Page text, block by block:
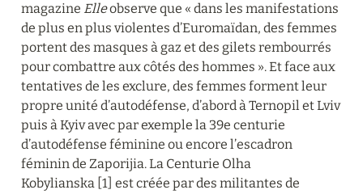
magazine Elle observe que « dans les manifestations
de plus en plus violentes d’Euromaïdan, des femmes
portent des masques à gaz et des gilets rembourrés
pour combattre aux côtés des hommes ». Et face aux
tentatives de les exclure, des femmes forment leur
propre unité d’autodéfense, d’abord à Ternopil et Lviv
puis à Kyiv avec par exemple la 39e centurie
d’autodéfense féminine ou encore l’escadron
féminin de Zaporijia. La Centurie Olha
Kobylianska [1] est créée par des militantes de